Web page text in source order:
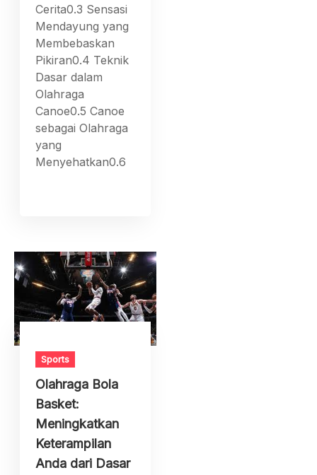
Cerita0.3 Sensasi
Mendayung yang
Membebaskan
Pikiran0.4 Teknik
Dasar dalam
Olahraga
Canoe0.5 Canoe
sebagai Olahraga
yang
Menyehatkan0.6
Sports
Olahraga Bola
Basket:
Meningkatkan
Keterampilan
Anda dari Dasar